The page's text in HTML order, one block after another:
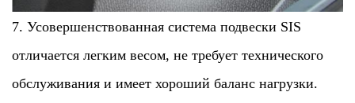
7. Усовершенствованная система подвески SIS
отличается легким весом, не требует технического
обслуживания и имеет хороший баланс нагрузки.